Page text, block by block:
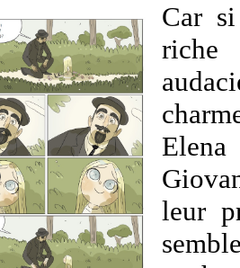
Car
riche
leur